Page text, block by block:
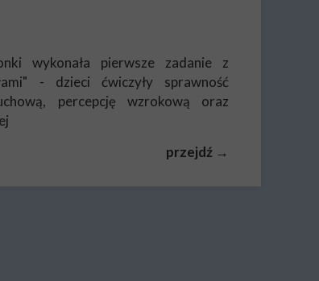
wykonała pierwsze zadanie z
- dzieci ćwiczyły sprawność
percepcję wzrokową oraz
przejdź →